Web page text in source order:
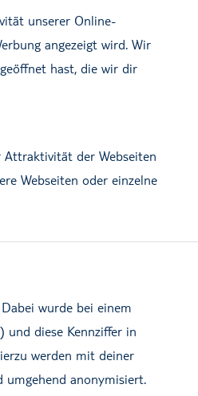
unserer Online-
angezeigt wird. Wir
hast, die wir dir
Attraktivität der Webseiten
Webseiten oder einzelne
wurde bei einem
und diese Kennziffer in
werden mit deiner
umgehend anonymisiert.